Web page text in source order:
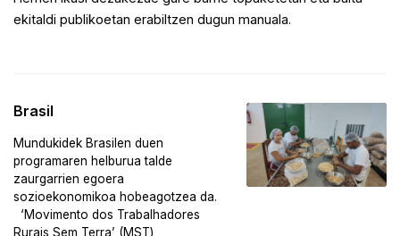
ekitaldi publikoetan erabiltzen dugun manuala.
Brasil
Mundukidek Brasilen duen
programaren helburua talde
zaurgarrien egoera
sozioekonomikoa hobeagotzea da.
‘Movimento dos Trabalhadores
Rurais Sem Terra’ (MST)